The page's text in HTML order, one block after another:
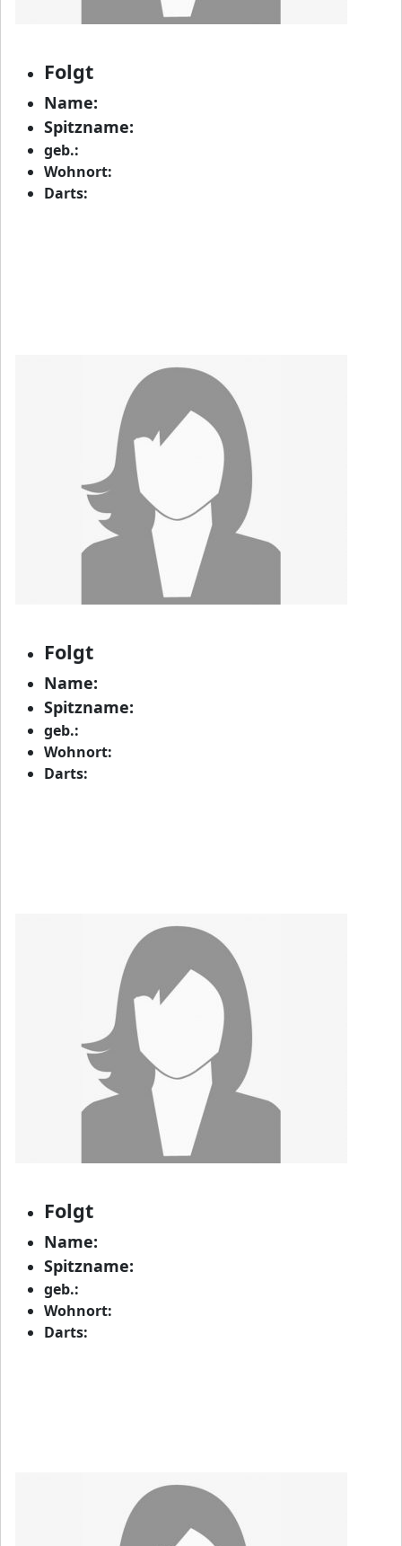
Folgt
Name:
Spitzname:
geb.:
Wohnort:
Darts:
Folgt
Name:
Spitzname:
geb.:
Wohnort:
Darts:
Folgt
Name:
Spitzname:
geb.:
Wohnort:
Darts: